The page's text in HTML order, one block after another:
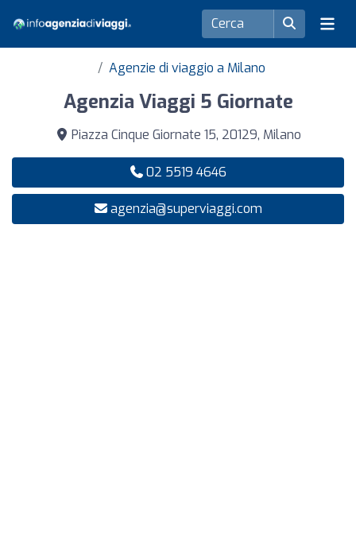
Agenzie di viaggio a Milano
Agenzia Viaggi 5 Giornate
Piazza Cinque Giornate 15, 20129, Milano
02 5519 4646
agenzia@superviaggi.com